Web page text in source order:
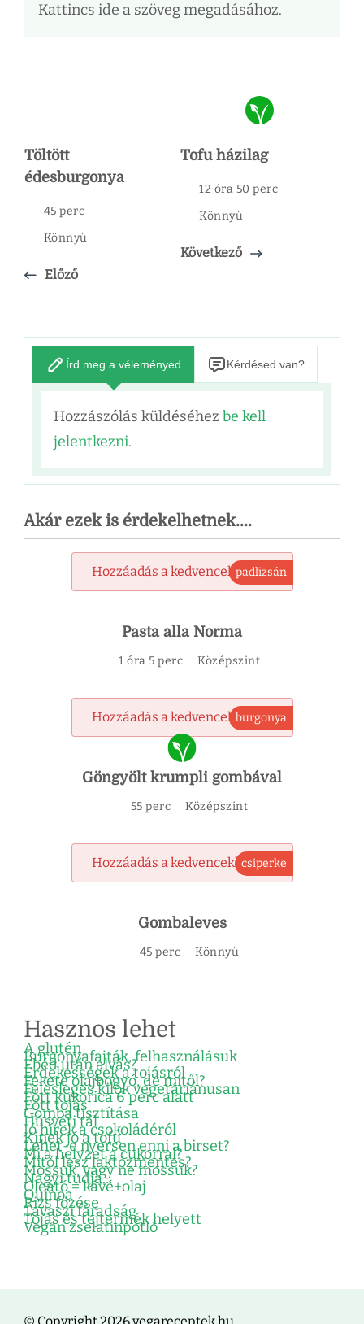
Kattincs ide a szöveg megadásához.
Töltött
édesburgonya
45 perc
Könnyű
Előző
Tofu házilag
12 óra 50 perc
Könnyű
Következő
Írd meg a véleményed Kérdésed van?
Hozzászólás küldéséhez be kell
jelentkezni.
Akár ezek is érdekelhetnek....
Hozzáadás a kedvencekhezpadlizsán
Pasta alla Norma
1 óra 5 perc Középszint
Hozzáadás a kedvencekhezburgonya
Göngyölt krumpli gombával
55 perc Középszint
Hozzáadás a kedvencekhezcsiperke
Gombaleves
45 perc Könnyű
Hasznos lehet
A glutén
Burgonyafajták, felhasználásuk
Ebéd után alvás?
Érdekességek a tojásról
Fekete olajbogyó, de mitől?
Felesleges kilók vegetáriánusan
Főtt kukorica 6 perc alatt
Főtt tojás
Gomba tisztítása
Húsvéti tál
Jó hírek a csokoládéról
Kinek jó a tofu
Lehet-e nyersen enni a birset?
Mi a helyzet a cukorral?
Mitől lesz laktózmentes?
Mossuk, vagy ne mossuk?
Nagyi tudja…
Oleátó = kávé+olaj
Quinoa
Rizs főzése
Tavaszi fáradság
Tojás és tejtermék helyett
Vegán zselatinpótló